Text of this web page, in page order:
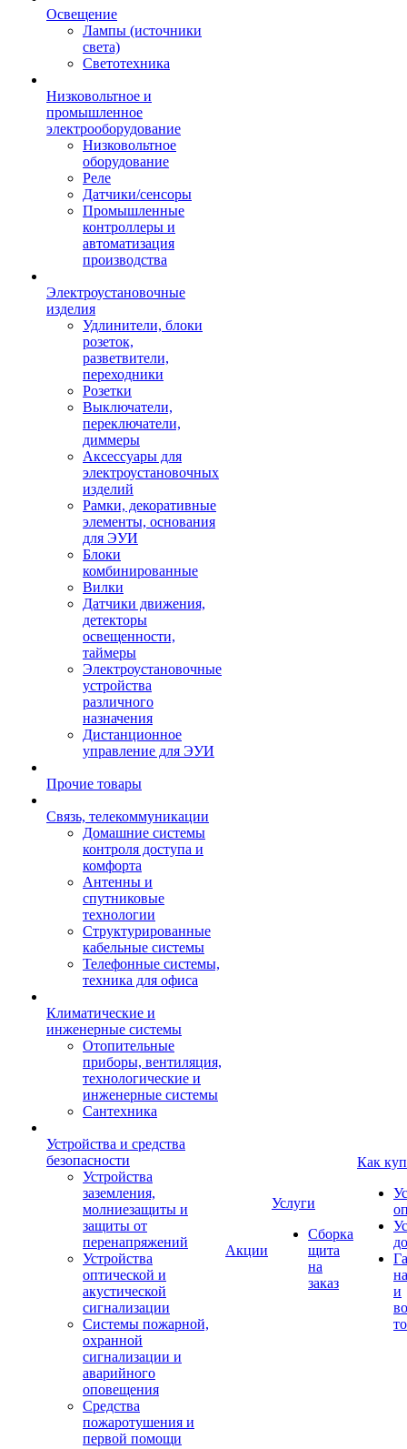
Освещение
Лампы (источники
света)
Светотехника
Низковольтное и
промышленное
электрооборудование
Низковольтное
оборудование
Реле
Датчики/сенсоры
Промышленные
контроллеры и
автоматизация
производства
Электроустановочные
изделия
Удлинители, блоки
розеток,
разветвители,
переходники
Розетки
Выключатели,
переключатели,
диммеры
Аксессуары для
электроустановочных
изделий
Рамки, декоративные
элементы, основания
для ЭУИ
Блоки
комбинированные
Вилки
Датчики движения,
детекторы
освещенности,
таймеры
Электроустановочные
устройства
различного
назначения
Дистанционное
управление для ЭУИ
Прочие товары
Связь, телекоммуникации
Домашние системы
контроля доступа и
комфорта
Антенны и
спутниковые
технологии
Структурированные
кабельные системы
Телефонные системы,
техника для офиса
Климатические и
инженерные системы
Отопительные
приборы, вентиляция,
технологические и
инженерные системы
Сантехника
Устройства и средства
безопасности
Устройства
заземления,
молниезащиты и
защиты от
перенапряжений
Устройства
оптической и
акустической
сигнализации
Системы пожарной,
охранной
сигнализации и
аварийного
оповещения
Средства
пожаротушения и
первой помощи
Акции
Услуги
Сборка
щита
на
заказ
Как
и